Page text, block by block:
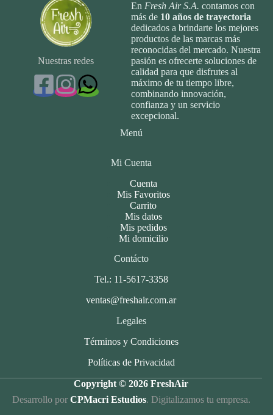
Nuestras redes
En Fresh Air S.A. contamos con
más de 10 años de trayectoria
dedicados a brindarte los mejores
productos de las marcas más
reconocidas del mercado. Nuestra
pasión es ofrecerte soluciones de
calidad para que disfrutes al
máximo de tu tiempo libre,
combinando innovación,
confianza y un servicio
excepcional.
Menú
Mi Cuenta
Cuenta
Mis Favoritos
Carrito
Mis datos
Mis pedidos
Mi domicilio
Contácto
Tel.: 11-5617-3358
ventas@freshair.com.ar
Legales
Términos y Condiciones
Políticas de Privacidad
Copyright © 2026 FreshAir
Desarrollo por CPMacri Estudios. Digitalizamos tu empresa.